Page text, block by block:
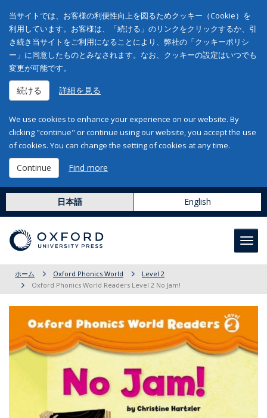
当サイトでは、お客様の利便性向上を図るためクッキー（Cookie）を
利用しています。お客様は、「続ける」のリンクをクリックするか、引
き続き当サイトをご利用になることにより、弊社の「クッキーポリシ
ー」に同意したものとみなされます。なお、クッキーの設定はいつでも
変更が可能です。
続ける 詳細を見る
We use cookies to enhance your experience on our website. By
clicking "continue" or continue using our website, you accept the use
of cookies. You can change the setting of cookies at any time.
Continue Find more
日本語 English
ホーム Oxford Phonics World
Level 2
Oxford Phonics World Readers Level 2 No Jam!